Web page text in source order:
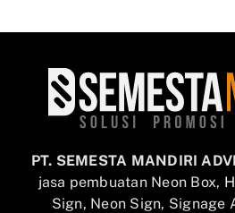
PT. SEMESTA MANDIRI
jasa pembuatan Neon Box,
Sign, Neon Sign, Signage